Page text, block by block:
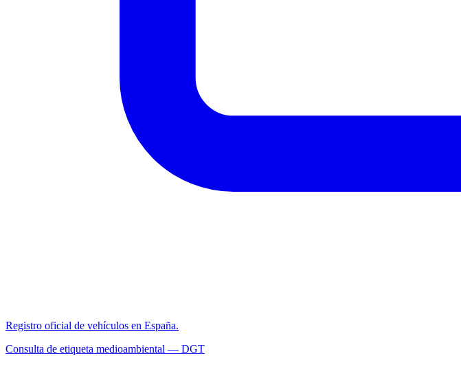
Registro oficial de vehículos en España.
Consulta de etiqueta medioambiental — DGT